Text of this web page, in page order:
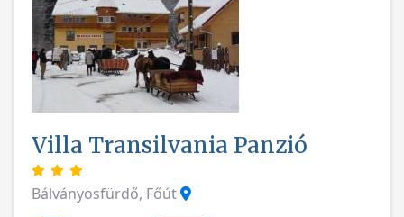
Villa Transilvania Panzió
Bálványosfürdő, Főút